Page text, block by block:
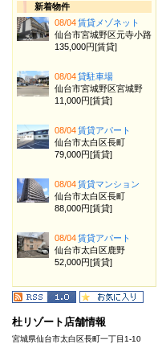
新着物件
08/04賃貸メゾネット
仙台市宮城野区元寺小路
135,000円[賃貸]
08/04貸駐車場
仙台市宮城野区宮城野
11,000円[賃貸]
08/04賃貸アパート
仙台市太白区長町
79,000円[賃貸]
08/04賃貸マンション
仙台市太白区長町
88,000円[賃貸]
08/04賃貸アパート
仙台市太白区鹿野
52,000円[賃貸]
杜リゾート店舗情報
宮城県仙台市太白区長町一丁目1-10